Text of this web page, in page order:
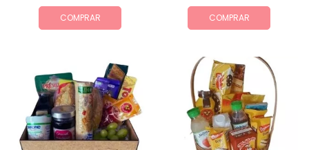
COMPRAR COMPRAR